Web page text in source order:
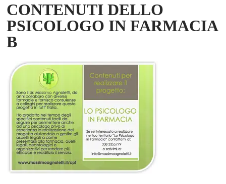
CONTENUTI DELLO
PSICOLOGO IN FARMACIA
B